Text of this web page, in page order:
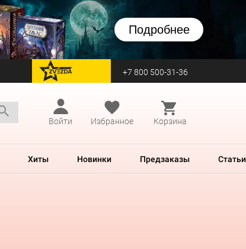
Подробнее
перейти на Zvezda +7 800 500-31-36
Войти
Избранное Корзина
Хиты Новинки Предзаказы Статьи